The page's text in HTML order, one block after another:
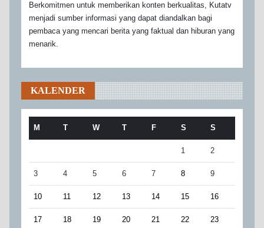
Berkomitmen untuk memberikan konten berkualitas, Kutatv
menjadi sumber informasi yang dapat diandalkan bagi
pembaca yang mencari berita yang faktual dan hiburan yang
menarik.
KALENDER
M T W T F S S
1 2
3 4 5 6 7 8 9
10 11 12 13 14 15 16
17 18 19 20 21 22 23